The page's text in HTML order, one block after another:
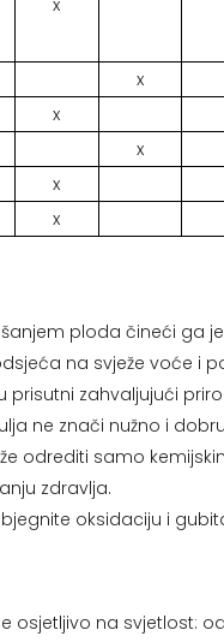
x
x
x
x
x
x
ploda čineći ga
na svježe voće i
prisutni zahvaljujući
ne znači nužno i
odrediti samo
zdravlja.
oksidaciju i
osjetljivo na svjetlost: